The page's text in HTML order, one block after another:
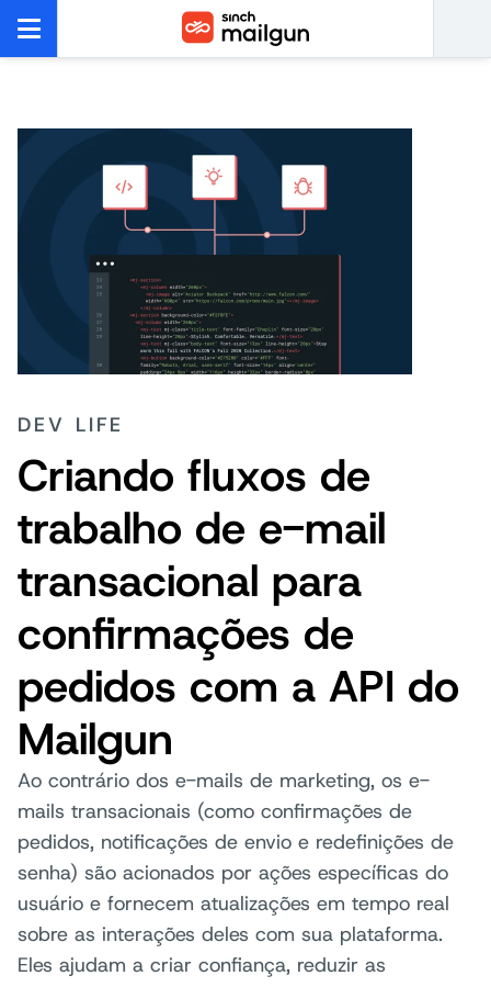
DEV LIFE
Criando fluxos de
trabalho de e-mail
transacional para
confirmações de
pedidos com a API do
Mailgun
Ao contrário dos e-mails de marketing, os e-
mails transacionais (como confirmações de
pedidos, notificações de envio e redefinições de
senha) são acionados por ações específicas do
usuário e fornecem atualizações em tempo real
sobre as interações deles com sua plataforma.
Eles ajudam a criar confiança, reduzir as